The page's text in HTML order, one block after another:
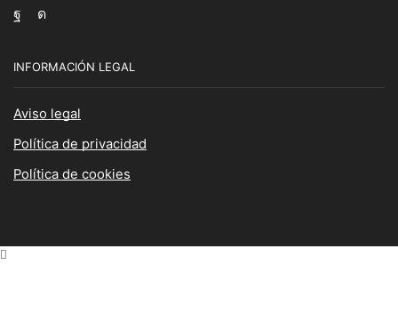
Facebook
Instagram
INFORMACIÓN LEGAL
Aviso legal
Política de privacidad
Política de cookies